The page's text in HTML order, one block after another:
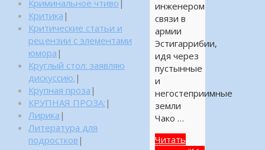
инженером
связи в
армии
Эстигаррибии,
идя через
пустынные
и
негостеприимные
земли
Чако …
Читать
Криминальное чтиво |
Критика |
Критические статьи и
рецензии с элементами
юмора |
Круглый стол: заявляю
дискуссию. |
Крупная проза |
КРУПНАЯ ПРОЗА: |
Лирика |
Литература для
подростков |